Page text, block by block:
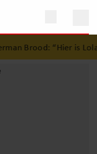
Brood: “Hier is Lola